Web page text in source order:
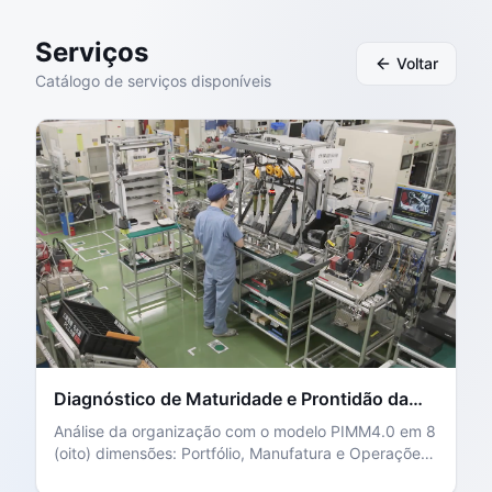
Serviços
Catálogo de serviços disponíveis
Voltar
Diagnóstico de Maturidade e Prontidão da
Indústria 4.0
Análise da organização com o modelo PIMM4.0 em 8
(oito) dimensões: Portfólio, Manufatura e Operações,